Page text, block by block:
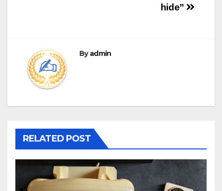
hide”
Byadmin
RELATED POST